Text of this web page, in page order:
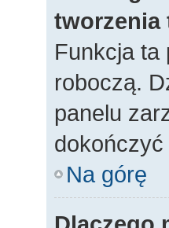
tworzenia
Funkcja ta
roboczą.
panelu
Na górę